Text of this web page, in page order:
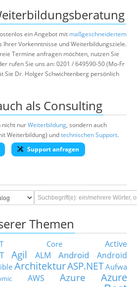
ein Angebot mit maßgeschneidertem
Ihrer Vorkenntnisse und Weiterbildungsziele.
Termine anfragen möchten, nutzen Sie
rufen Sie uns an: 0201 / 649590-50 (Mo-Fr
Sie Dr. Holger Schwichtenberg persönlich
als Consulting
nicht nurWeiterbildung, sondern auch
Weiterbildung) undtechnischen Support.
Support anfragen
Themen
Core
Active
Agil ALM Android
Android
ArchitekturASP.NETAufwa
AWS Azure
Azure